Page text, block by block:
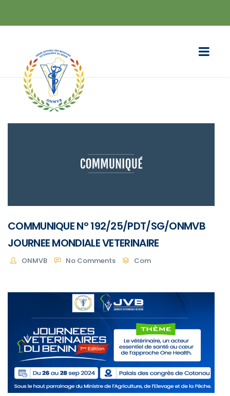
COMMUNIQUE N° 192/25/PDT/SG/ONMVB
JOURNEE MONDIALE VETERINAIRE
ONMVB No Comments Com